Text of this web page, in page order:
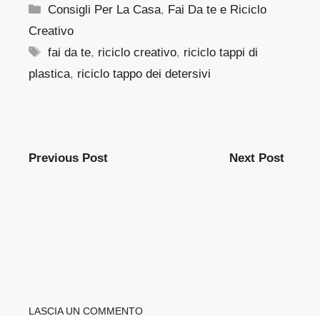
Categorie
Consigli Per La Casa, Fai Da te e Riciclo
Creativo
Tag
fai da te, riciclo creativo, riciclo tappi di
plastica, riciclo tappo dei detersivi
Previous Post Next Post
LASCIA UN COMMENTO